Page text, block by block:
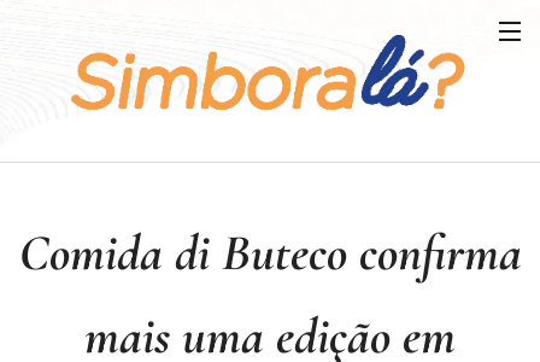
Comida di Buteco confirma
mais uma edição em